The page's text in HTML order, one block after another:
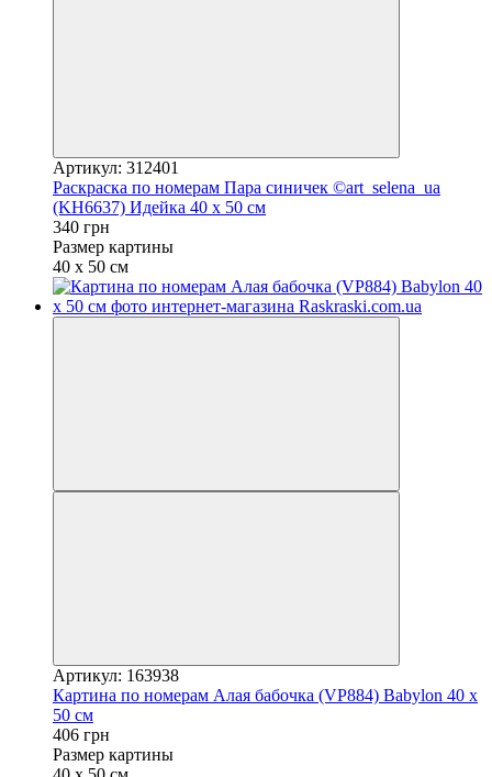
Артикул: 312401
Раскраска по номерам Пара синичек ©art_selena_ua
(KH6637) Идейка 40 х 50 см
340 грн
Размер картины
40 х 50 см
Артикул: 163938
Картина по номерам Алая бабочка (VP884) Babylon 40 х
50 см
406 грн
Размер картины